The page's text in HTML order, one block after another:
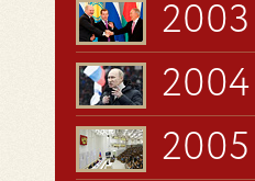
2003
2004
2005